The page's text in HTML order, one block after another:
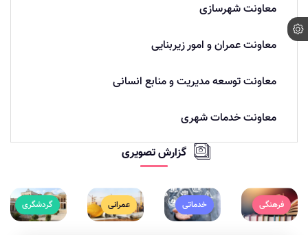
معاونت شهرسازی
معاونت عمران و امور زیربنایی
معاونت توسعه مدیریت و منابع انسانی
معاونت خدمات شهری
گزارش تصویری
فرهنگی خدماتی عمرانی گردشگری